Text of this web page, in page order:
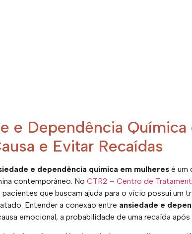
e Dependência
e Evitar Recaídas
e dependência química em mulheres é um
contemporâneo. No CTR2 – Centro de
que buscam ajuda para o vício possui um
Entender a conexão entre ansiedade e
emocional, a probabilidade de uma recaída